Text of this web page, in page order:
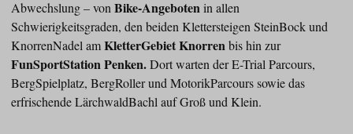
Abwechslung – von Bike-Angebotenin allen
Schwierigkeitsgraden, den beiden Klettersteigen SteinBock und
KnorrenNadel amKletterGebiet Knorrenbis hin zur
FunSportStation Penken.Dort warten der E-Trial Parcours,
BergSpielplatz, BergRoller und MotorikParcours sowie das
erfrischende LärchwaldBachl auf Groß und Klein.